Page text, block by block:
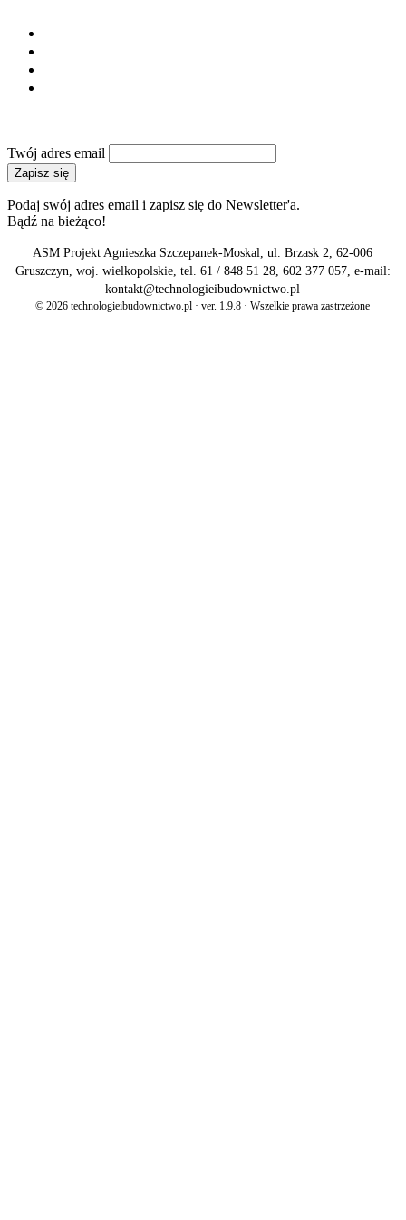
Twój adres email
Zapisz się
Podaj swój adres email i zapisz się do Newsletter'a.
Bądź na bieżąco!
ASM Projekt Agnieszka Szczepanek-Moskal, ul. Brzask 2, 62-006
Gruszczyn, woj. wielkopolskie, tel. 61 / 848 51 28, 602 377 057, e-mail:
kontakt@technologieibudownictwo.pl
© 2026 technologieibudownictwo.pl · ver. 1.9.8 · Wszelkie prawa zastrzeżone